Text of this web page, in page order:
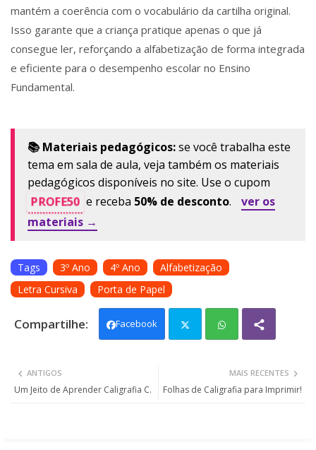
mantém a coerência com o vocabulário da cartilha original.
Isso garante que a criança pratique apenas o que já
consegue ler, reforçando a alfabetização de forma integrada
e eficiente para o desempenho escolar no Ensino
Fundamental.
📚 Materiais pedagógicos:se você trabalha este
tema em sala de aula, veja também os materiais
pedagógicos disponíveis no site. Use o cupom
PROFE50 e receba 50% de desconto.
ver os
materiais →
Tags 3º Ano 4º Ano
Alfabetização
Letra Cursiva
Porta de Papel
Facebook
ats
MAIS RECENTES
Folhas de Caligrafia para Imprimir!
ANTIGOS
Um Jeito de Aprender Caligrafia C.